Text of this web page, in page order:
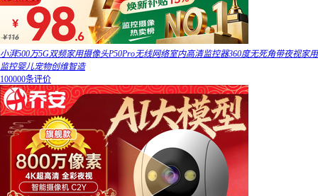
小湃500万5G双频家用摄像头P50Pro无线网络室内高清监控器360度无死角带夜视家用
监控婴儿宠物创维智造
100000条评价